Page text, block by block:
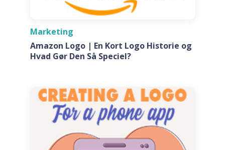
Marketing
Amazon Logo | En Kort Logo Historie og
Hvad Gør Den Så Speciel?